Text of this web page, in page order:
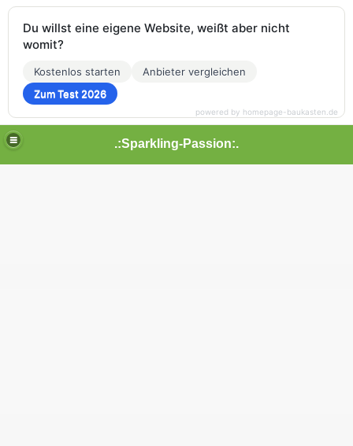
.:Sparkling-Passion:.
Du willst eine eigene Website, weißt aber nicht
womit?
Kostenlos starten
Anbieter vergleichen
Zum Test 2026
powered by homepage-baukasten.de